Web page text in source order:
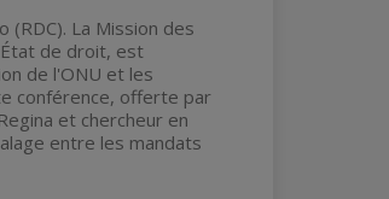
La Mission des
de droit, est
de l'ONU et les
conférence, offerte par
et chercheur en
entre les mandats